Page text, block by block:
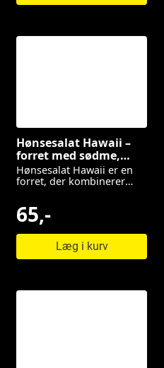
Hønsesalat Hawaii –
forret med sødme,
sprødhed og saltet
smag
Hønsesalat Hawaii er en
forret, der kombinerer
sprødt.
65,-
Læg i kurv